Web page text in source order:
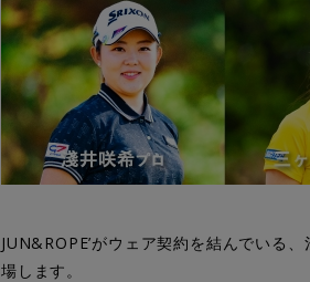
JUN&ROPE’がウェア契約を結んでいる
場します。